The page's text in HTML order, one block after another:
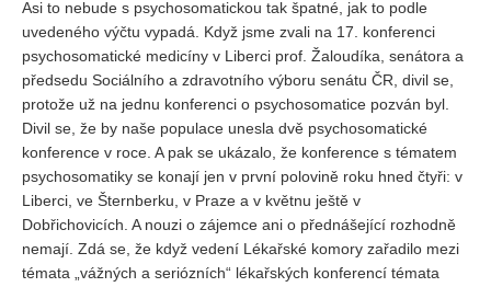
Vydání 3-2017
Vydání 2-2017
Vydání 1-2017
Vydání 4-2016
Archiv
EDITOŘI
BLOG
Asi to nebude s psychosomatickou tak špatné, jak to podle
uvedeného výčtu vypadá. Když jsme zvali na 17. konferenci
psychosomatické medicíny v Liberci prof. Žaloudíka, senátora a
předsedu Sociálního a zdravotního výboru senátu ČR, divil se,
protože už na jednu konferenci o psychosomatice pozván byl.
Divil se, že by naše populace unesla dvě psychosomatické
konference v roce. A pak se ukázalo, že konference s tématem
psychosomatiky se konají jen v první polovině roku hned čtyři: v
Liberci, ve Šternberku, v Praze a v květnu ještě v
Dobřichovicích. A nouzi o zájemce ani o přednášející rozhodně
nemají. Zdá se, že když vedení Lékařské komory zařadilo mezi
témata „vážných a seriózních“ lékařských konferencí témata